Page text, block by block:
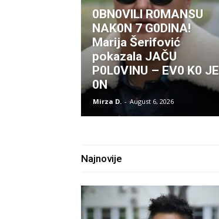
0BN0VlLl R0MANSU
NAK0N 7 G0DlNA!
Marija Šerifović
pokazala JAČU
P0L0VINU – EV0 K0 JE
0N
Mirza D. - August 6, 2026
Najnovije